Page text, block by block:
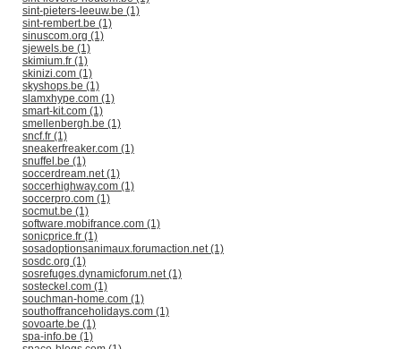
sint-pieters-leeuw.be (1)
sint-rembert.be (1)
sinuscom.org (1)
sjewels.be (1)
skimium.fr (1)
skinizi.com (1)
skyshops.be (1)
slamxhype.com (1)
smart-kit.com (1)
smellenbergh.be (1)
sncf.fr (1)
sneakerfreaker.com (1)
snuffel.be (1)
soccerdream.net (1)
soccerhighway.com (1)
soccerpro.com (1)
socmut.be (1)
software.mobifrance.com (1)
sonicprice.fr (1)
sosadoptionsanimaux.forumaction.net (1)
sosdc.org (1)
sosrefuges.dynamicforum.net (1)
sosteckel.com (1)
souchman-home.com (1)
southoffranceholidays.com (1)
sovoarte.be (1)
spa-info.be (1)